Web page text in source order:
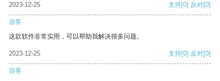
2023-12-25
支持[0] 反对[0]
游客
这款软件非常实用，可以帮助我解决很多问题。
2023-12-25 支持[0] 反对[0]
游客